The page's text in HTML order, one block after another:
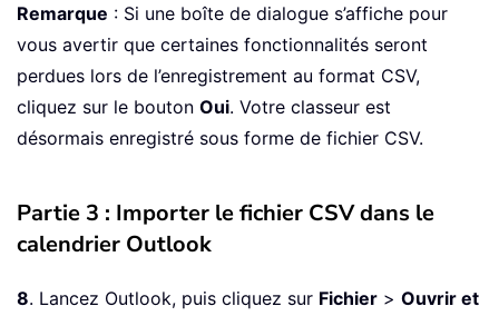
Remarque : Si une boîte de dialogue s’affiche pour
vous avertir que certaines fonctionnalités seront
perdues lors de l’enregistrement au format CSV,
cliquez sur le bouton Oui. Votre classeur est
désormais enregistré sous forme de fichier CSV.
Partie 3 : Importer le fichier CSV dans le
calendrier Outlook
8. Lancez Outlook, puis cliquez sur Fichier > Ouvrir et